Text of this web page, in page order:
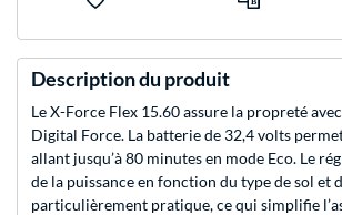
Description du produit
Le X-Force Flex 15.60 assure la propreté
Digital Force. La batterie de 32,4 volts
allant jusqu’à 80 minutes en mode Eco. Le
de la puissance en fonction du type de sol et
particulièrement pratique, ce qui simplifie